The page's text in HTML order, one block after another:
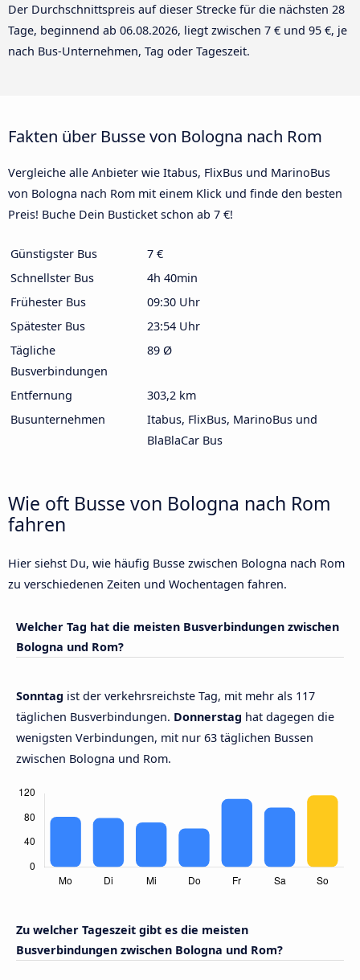
Der Durchschnittspreis auf dieser Strecke für die nächsten 28
Tage, beginnend ab 06.08.2026, liegt zwischen 7 € und 95 €, je
nach Bus-Unternehmen, Tag oder Tageszeit.
Fakten über Busse von Bologna nach Rom
Vergleiche alle Anbieter wie Itabus, FlixBus und MarinoBus
von Bologna nach Rom mit einem Klick und finde den besten
Preis! Buche Dein Busticket schon ab 7 €!
Günstigster Bus
7 €
Schnellster Bus
4h 40min
Frühester Bus
09:30 Uhr
Spätester Bus
23:54 Uhr
Tägliche
Busverbindungen
89 Ø
Entfernung
303,2 km
Busunternehmen
Itabus, FlixBus, MarinoBus und
BlaBlaCar Bus
Wie oft Busse von Bologna nach Rom
fahren
Hier siehst Du, wie häufig Busse zwischen Bologna nach Rom
zu verschiedenen Zeiten und Wochentagen fahren.
Welcher Tag hat die meisten Busverbindungen zwischen
Bologna und Rom?
Sonntag ist der verkehrsreichste Tag, mit mehr als 117
täglichen Busverbindungen. Donnerstag hat dagegen die
wenigsten Verbindungen, mit nur 63 täglichen Bussen
zwischen Bologna und Rom.
Zu welcher Tageszeit gibt es die meisten
Busverbindungen zwischen Bologna und Rom?